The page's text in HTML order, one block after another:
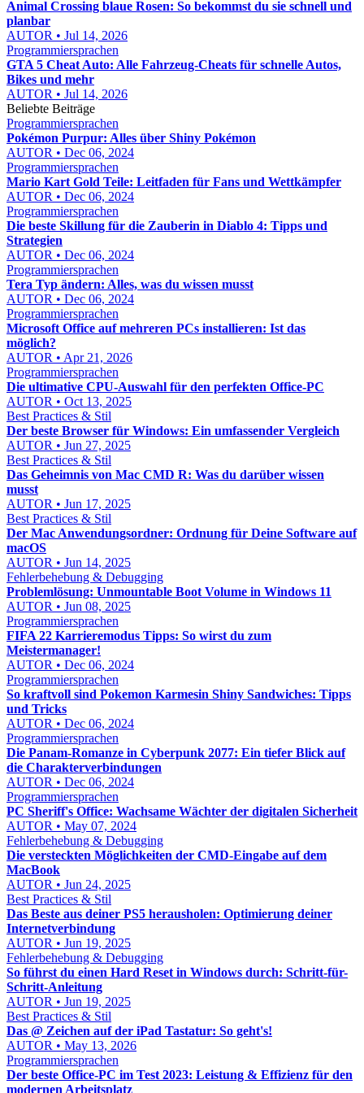
Animal Crossing blaue Rosen: So bekommst du sie schnell und
planbar
AUTOR • Jul 14, 2026
Programmiersprachen
GTA 5 Cheat Auto: Alle Fahrzeug-Cheats für schnelle Autos,
Bikes und mehr
AUTOR • Jul 14, 2026
Beliebte Beiträge
Programmiersprachen
Pokémon Purpur: Alles über Shiny Pokémon
AUTOR • Dec 06, 2024
Programmiersprachen
Mario Kart Gold Teile: Leitfaden für Fans und Wettkämpfer
AUTOR • Dec 06, 2024
Programmiersprachen
Die beste Skillung für die Zauberin in Diablo 4: Tipps und
Strategien
AUTOR • Dec 06, 2024
Programmiersprachen
Tera Typ ändern: Alles, was du wissen musst
AUTOR • Dec 06, 2024
Programmiersprachen
Microsoft Office auf mehreren PCs installieren: Ist das
möglich?
AUTOR • Apr 21, 2026
Programmiersprachen
Die ultimative CPU-Auswahl für den perfekten Office-PC
AUTOR • Oct 13, 2025
Best Practices & Stil
Der beste Browser für Windows: Ein umfassender Vergleich
AUTOR • Jun 27, 2025
Best Practices & Stil
Das Geheimnis von Mac CMD R: Was du darüber wissen
musst
AUTOR • Jun 17, 2025
Best Practices & Stil
Der Mac Anwendungsordner: Ordnung für Deine Software auf
macOS
AUTOR • Jun 14, 2025
Fehlerbehebung & Debugging
Problemlösung: Unmountable Boot Volume in Windows 11
AUTOR • Jun 08, 2025
Programmiersprachen
FIFA 22 Karrieremodus Tipps: So wirst du zum
Meistermanager!
AUTOR • Dec 06, 2024
Programmiersprachen
So kraftvoll sind Pokemon Karmesin Shiny Sandwiches: Tipps
und Tricks
AUTOR • Dec 06, 2024
Programmiersprachen
Die Panam-Romanze in Cyberpunk 2077: Ein tiefer Blick auf
die Charakterverbindungen
AUTOR • Dec 06, 2024
Programmiersprachen
PC Sheriff's Office: Wachsame Wächter der digitalen Sicherheit
AUTOR • May 07, 2024
Fehlerbehebung & Debugging
Die versteckten Möglichkeiten der CMD-Eingabe auf dem
MacBook
AUTOR • Jun 24, 2025
Best Practices & Stil
Das Beste aus deiner PS5 herausholen: Optimierung deiner
Internetverbindung
AUTOR • Jun 19, 2025
Fehlerbehebung & Debugging
So führst du einen Hard Reset in Windows durch: Schritt-für-
Schritt-Anleitung
AUTOR • Jun 19, 2025
Best Practices & Stil
Das @ Zeichen auf der iPad Tastatur: So geht's!
AUTOR • May 13, 2026
Programmiersprachen
Der beste Office-PC im Test 2023: Leistung & Effizienz für den
modernen Arbeitsplatz